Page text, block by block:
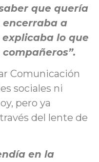
que quería
encerraba a
lo que
Comunicación
sociales ni
pero ya
del lente de
en la